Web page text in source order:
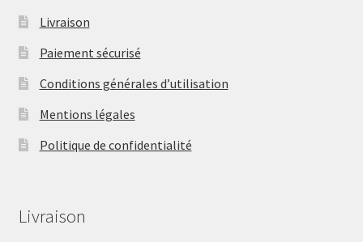
Livraison
Paiement sécurisé
Conditions générales d’utilisation
Mentions légales
Politique de confidentialité
Livraison